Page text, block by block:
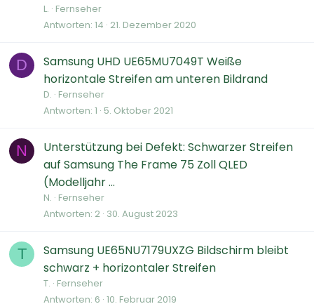
L. Fernseher
Antworten 14 21. Dezember 2020
D
Samsung UHD UE65MU7049T Weiße
horizontale Streifen am unteren Bildrand
D. Fernseher
Antworten 1 5. Oktober 2021
N
Unterstützung bei Defekt: Schwarzer Streifen
auf Samsung The Frame 75 Zoll QLED
(Modelljahr ...
N. Fernseher
Antworten 2 30. August 2023
T
Samsung UE65NU7179UXZG Bildschirm bleibt
schwarz + horizontaler Streifen
T. Fernseher
Antworten 6 10. Februar 2019